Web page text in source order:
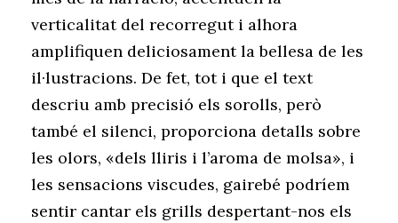
verticalitat del recorregut i alhora
amplifiquen deliciosament la bellesa de les
il·lustracions. De fet, tot i que el text
descriu amb precisió els sorolls, però
també el silenci, proporciona detalls sobre
les olors, «dels lliris i l’aroma de molsa», i
les sensacions viscudes, gairebé podríem
sentir cantar els grills despertant-nos els